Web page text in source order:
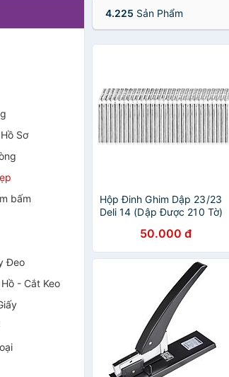
Sơ
bấm
Đeo
- Cắt Keo
4.225 Sản Phẩm
Hộp Đinh Ghim Dập 23/23
Deli 14 (Dập Được 210 Tờ)
50.000 đ